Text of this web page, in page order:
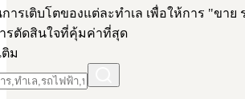
ารเติบโตของแต่ละทำเล เพื่อให้การ "ขา
รตัดสินใจที่คุ้มค่าที่สุด
ติม